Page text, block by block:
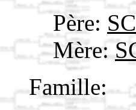
Père:
Mère:
Famille: